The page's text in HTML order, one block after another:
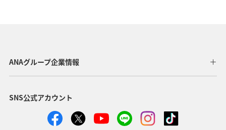
ANAグループ企業情報
SNS公式アカウント